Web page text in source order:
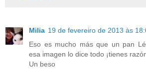
Milia 19 de fevereiro de 2013 às
Eso es mucho más que un pan
esa imagen lo dice todo ¡tienes
Un beso